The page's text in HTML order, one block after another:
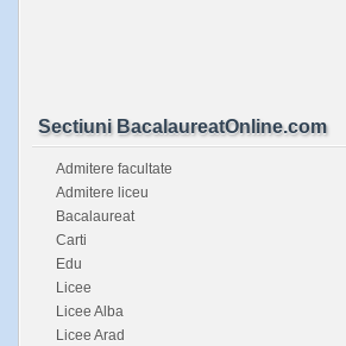
Sectiuni BacalaureatOnline.com
Admitere facultate
Admitere liceu
Bacalaureat
Carti
Edu
Licee
Licee Alba
Licee Arad